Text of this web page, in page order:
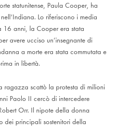
statunitense, Paula Cooper, ha
Lo riferiscono i media
anni, la Cooper era stata
avere ucciso un’insegnante di
a morte era stata commutata e
in libertà.
scattò la protesta di milioni
Paolo II cercò di intercedere
Orr. Il nipote della donna
dei principali sostenitori della